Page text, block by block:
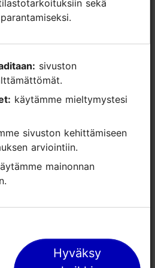
sekä
arviointiin.
Hyväksy
sekä
arviointiin.
Hyväksy